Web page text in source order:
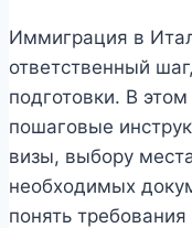
Иммиграция в
ответственный
подготовки. В
пошаговые
визы, выбору
необходимых
понять требования